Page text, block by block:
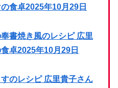
食卓2025年10月29日
書焼き風のレシピ 広里
卓2025年10月29日
のレシピ 広里貴子さん